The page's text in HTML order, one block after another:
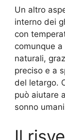
Un altro
interno dei
con
comunque
naturali,
preciso e a
del letargo.
può aiutare
sonno